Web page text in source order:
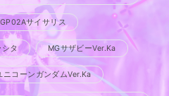
サイサリス
タ MGサザビーVer.Ka
ニコーンガンダムVer.Ka